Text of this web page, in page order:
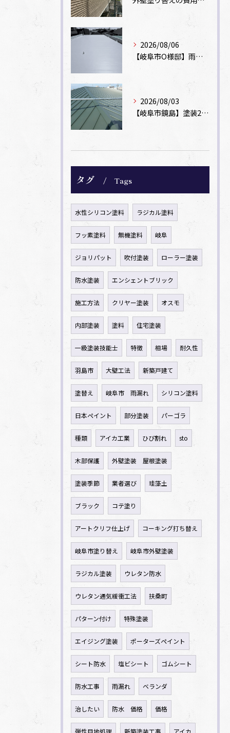
2026/08/06
【岐阜市O様邸】雨漏りを解消！塩ビシート機械固定工法による屋根防水工事
2026/08/03
【岐阜市鏡島】塗装2回のカラーベスト屋根をカバー工法でガルバリウム鋼板に改修！
タグ Tags
水性シリコン塗料 ラジカル塗料
フッ素塗料 無機塗料 岐阜
ジョリパット 吹付塗装 ローラー塗装
防水塗装 エンシェントブリック
施工方法 クリヤー塗装 オスモ
内部塗装 塗料 住宅塗装
一級塗装技能士 特徴 相場 耐久性
羽島市 大壁工法 新築戸建て
塗替え 岐阜市 雨漏れ シリコン塗料
日本ペイント 部分塗装 パーゴラ
種類 アイカ工業 ひび割れ sto
木部保護 外壁塗装 屋根塗装
塗装季節 業者選び 珪藻土
ブラック コテ塗り
アートクリフ仕上げ コーキング打ち替え
岐阜市塗り替え 岐阜市外壁塗装
ラジカル塗装 ウレタン防水
ウレタン通気緩衝工法 扶桑町
パターン付け 特殊塗装
エイジング塗装 ポーターズペイント
シート防水 塩ビシート ゴムシート
防水工事 雨漏れ ベランダ
治したい 防水 価格 価格